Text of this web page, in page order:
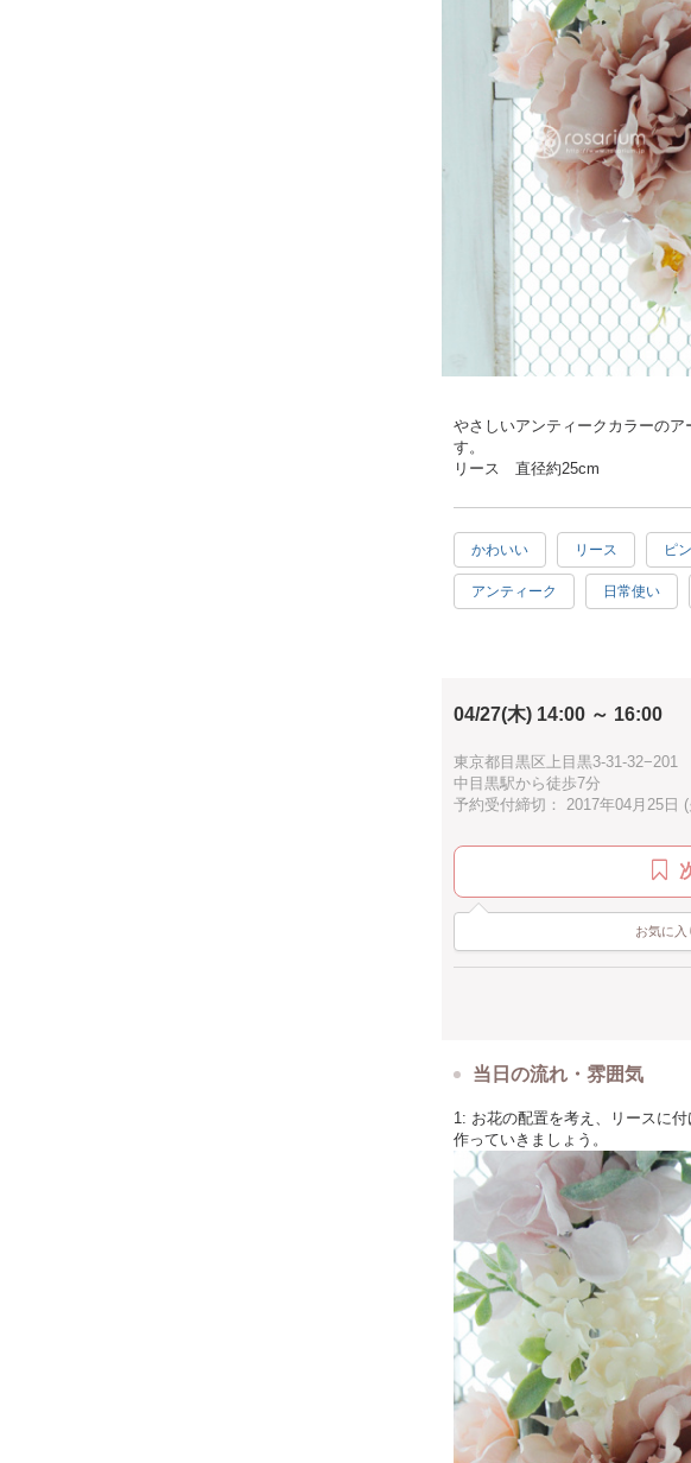
やさしいアンティークカラーの
す。
リース 直径約25cm
かわいい リース ピ
アンティーク 日常使い
04/27(木) 14:00 ～ 16:00
東京都目黒区上目黒3-31-32−201
中目黒駅から徒歩7分
予約受付締切： 2017年04月25日
お気に入
当日の流れ・雰囲気
1: お花の配置を考え、リースに
作っていきましょう。